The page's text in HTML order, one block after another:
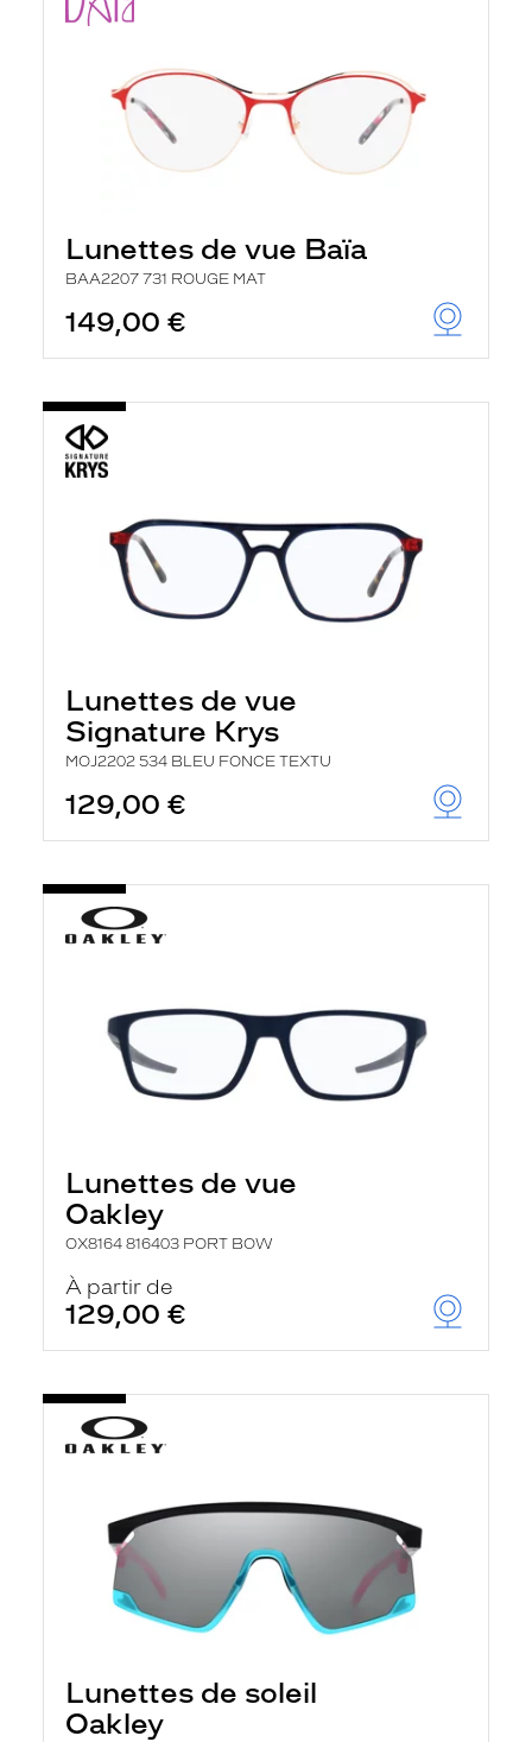
Lunettes de vue Baïa
BAA2207 731 ROUGE MAT
149,00 €
Lunettes de vue
Signature Krys
MOJ2202 534 BLEU FONCE TEXTU
129,00 €
Lunettes de vue
Oakley
OX8164 816403 PORT BOW
À partir de
129,00 €
Lunettes de soleil
Oakley